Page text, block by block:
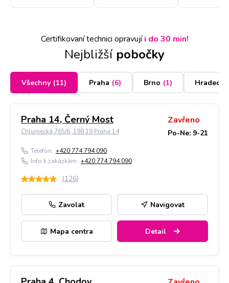
Certifikovaní technici opravujíi do 30 min!
Nejbližší pobočky
Všechny (11) Praha (6) Brno (1) Hradec
Praha 14, Černý Most
Chlumecká 765/6, 198 19 Praha 14
Zavřeno
Po-Ne: 9-21
Telefon: +420 774 794 090
Info k zakázkám: +420 774 794 090
(126)
Zavolat Navigovat
Mapa centra Detail